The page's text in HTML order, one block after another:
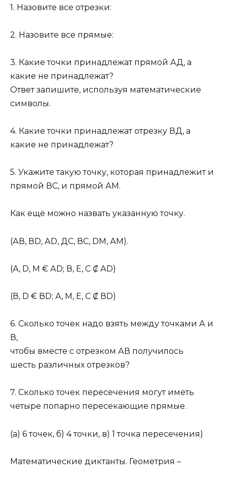
1. Назовите все отрезки:
2. Назовите все прямые:
3. Какие точки принадлежат прямой АД, а
какие не принадлежат?
Ответ запишите, используя математические
символы.
4. Какие точки принадлежат отрезку ВД, а
какие не принадлежат?
5. Укажите такую точку, которая принадлежит и
прямой ВС, и прямой АМ.
Как ещё можно назвать указанную точку.
(АВ, ВD, АD, ДС, ВС, DМ, АМ).
(А, D, М € АD; В, Е, С ₡ АD)
(В, D € ВD; А, М, Е, С ₡ ВD)
6. Сколько точек надо взять между точками А и
В,
чтобы вместе с отрезком АВ получилось
шесть различных отрезков?
7. Сколько точек пересечения могут иметь
четыре попарно пересекающие прямые.
(а) 6 точек, б) 4 точки, в) 1 точка пересечения)
Математические диктанты. Геометрия –